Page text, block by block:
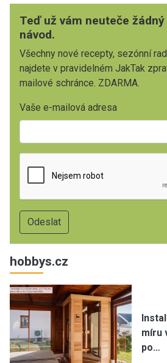
Teď už vám neuteče
návod.
Všechny nové recepty, sezónní
najdete v pravidelném JakTak
mailové schránce. ZDARMA.
Vaše e-mailová adresa
hobbys.cz
míru
po…